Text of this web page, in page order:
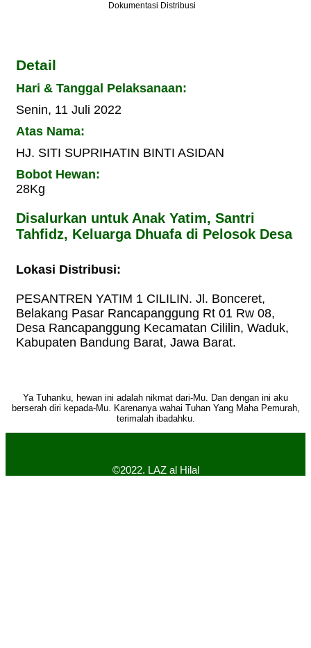
Dokumentasi Distribusi
Detail
Hari & Tanggal Pelaksanaan:
Senin, 11 Juli 2022
Atas Nama:
HJ. SITI SUPRIHATIN BINTI ASIDAN
Bobot Hewan:
28Kg
Disalurkan untuk Anak Yatim, Santri
Tahfidz, Keluarga Dhuafa di Pelosok Desa
Lokasi Distribusi:
PESANTREN YATIM 1 CILILIN. Jl. Bonceret,
Belakang Pasar Rancapanggung Rt 01 Rw 08,
Desa Rancapanggung Kecamatan Cililin, Waduk,
Kabupaten Bandung Barat, Jawa Barat.
Ya Tuhanku, hewan ini adalah nikmat dari-Mu. Dan dengan ini aku
berserah diri kepada-Mu. Karenanya wahai Tuhan Yang Maha Pemurah,
terimalah ibadahku.
©2022. LAZ al Hilal